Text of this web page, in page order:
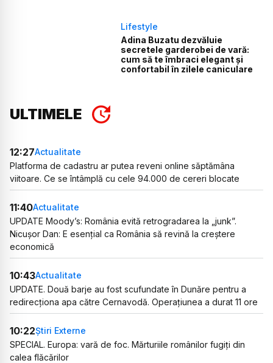
Lifestyle
Adina Buzatu dezvăluie
secretele garderobei de vară:
cum să te îmbraci elegant și
confortabil în zilele caniculare
ULTIMELE
12:27Actualitate
Platforma de cadastru ar putea reveni online săptămâna
viitoare. Ce se întâmplă cu cele 94.000 de cereri blocate
11:40Actualitate
UPDATE Moody’s: România evită retrogradarea la „junk”.
Nicușor Dan: E esențial ca România să revină la creștere
economică
10:43Actualitate
UPDATE. Două barje au fost scufundate în Dunăre pentru a
redirecționa apa către Cernavodă. Operațiunea a durat 11 ore
10:22Știri Externe
SPECIAL. Europa: vară de foc. Mărturiile românilor fugiți din
calea flăcărilor